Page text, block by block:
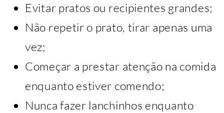
Evitar pratos ou recipientes grandes;
Não repetir o prato, tirar apenas uma
vez;
Começar a prestar atenção na comida
enquanto estiver comendo;
Nunca fazer lanchinhos enquanto